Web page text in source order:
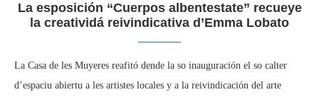
La esposición “Cuerpos albentestate” recueye
la creatividá reivindicativa d’Emma Lobato
La Casa de les Muyeres reafitó dende la so inauguración el so calter
d’espaciu abiertu a les artistes locales y a la reivindicación del arte